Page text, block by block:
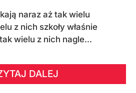
naraz aż tak wielu
z nich szkoły właśnie
wielu z nich nagle...
DALEJ